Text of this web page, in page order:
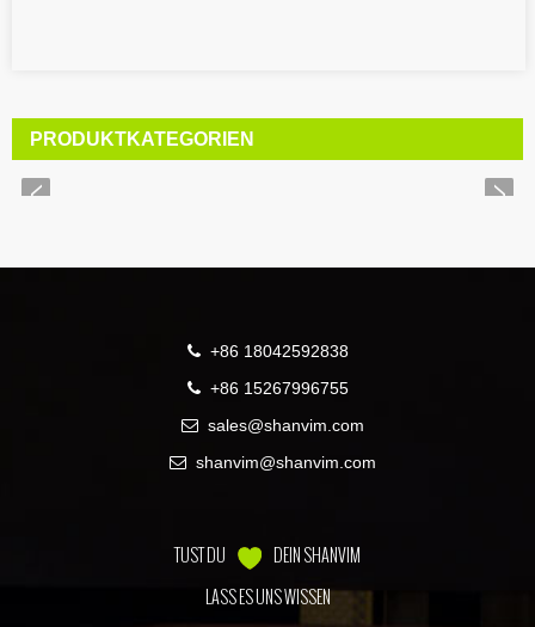
PRODUKTKATEGORIEN
+86 18042592838
+86 15267996755
sales@shanvim.com
shanvim@shanvim.com
TUST DU
DEIN SHANVIM
LASS ES UNS WISSEN